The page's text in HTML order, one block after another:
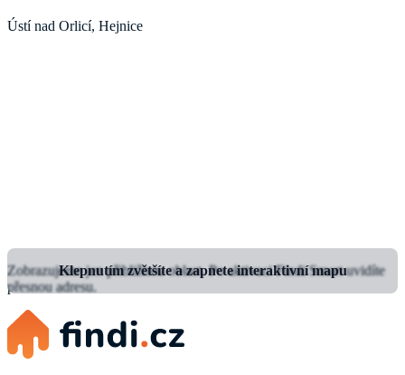
Ústí nad Orlicí, Hejnice
Klepnutím zvětšíte a zapnete interaktivní mapu
Zobrazujeme jen přibližnou oblast.Po aktivaci Findi Smart uvidíte
přesnou adresu.